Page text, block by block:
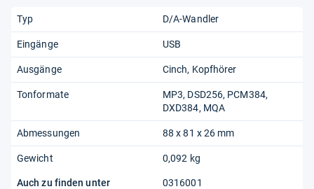
Typ D/A-Wandler
Eingänge USB
Ausgänge Cinch Kopfhörer
Tonformate
MP3, DSD256, PCM384,
DXD384, MQA
Abmessungen 88 x 81 x 26 mm
Gewicht 0,092 kg
Auch zu finden unter
0316001